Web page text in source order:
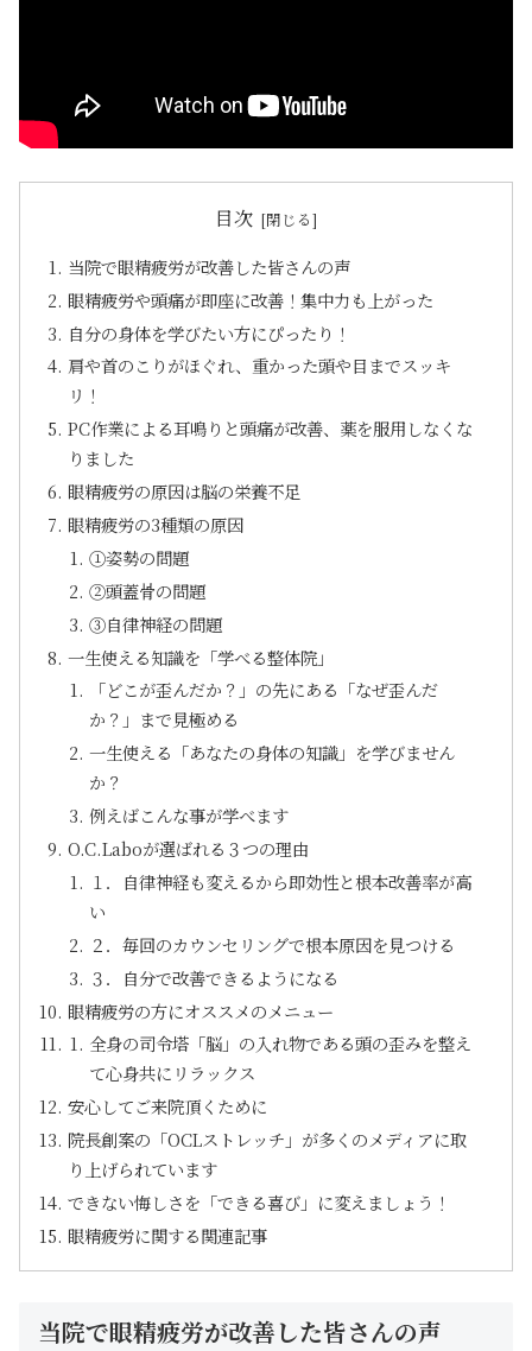
目次
当院で眼精疲労が改善した皆さんの声
眼精疲労や頭痛が即座に改善！集中力も上がった
自分の身体を学びたい方にぴったり！
肩や首のこりがほぐれ、重かった頭や目までスッキ
リ！
PC作業による耳鳴りと頭痛が改善、薬を服用しなくな
りました
眼精疲労の原因は脳の栄養不足
眼精疲労の3種類の原因
①姿勢の問題
②頭蓋骨の問題
③自律神経の問題
一生使える知識を「学べる整体院」
「どこが歪んだか？」の先にある「なぜ歪んだ
か？」まで見極める
一生使える「あなたの身体の知識」を学びません
か？
例えばこんな事が学べます
O.C.Laboが選ばれる３つの理由
１．自律神経も変えるから即効性と根本改善率が高
い
２．毎回のカウンセリングで根本原因を見つける
３．自分で改善できるようになる
眼精疲労の方にオススメのメニュー
全身の司令塔「脳」の入れ物である頭の歪みを整え
て心身共にリラックス
安心してご来院頂くために
院長創案の「OCLストレッチ」が多くのメディアに取
り上げられています
できない悔しさを「できる喜び」に変えましょう！
眼精疲労に関する関連記事
当院で眼精疲労が改善した皆さんの声